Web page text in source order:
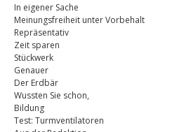
In eigener Sache
Meinungsfreiheit unter Vorbehalt
Repräsentativ
Zeit sparen
Stückwerk
Genauer
Der Erdbär
Wussten Sie schon,
Bildung
Test: Turmventilatoren